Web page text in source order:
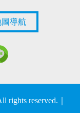
導航
rights reserved.｜